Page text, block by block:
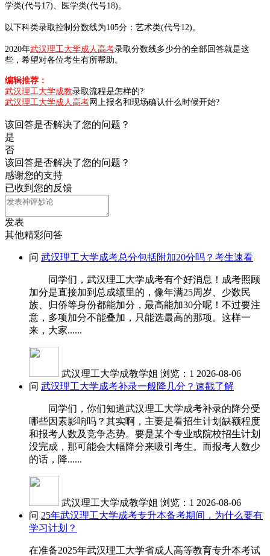
学类(代号17)、医学类(代号18)。
以下科类录取控制分数线为105分：艺术类(代号12)。
2020年武汉理工大学成人高考录取分数线多少分的全部回答就是这
些，希望对各位考生有所帮助。
编辑推荐：
武汉理工大学成教录取流程是怎样的?
武汉理工大学成人高考网上报名和现场确认什么时候开始?
该回答是否解决了您的问题？
是
否
该回答是否解决了您的问题？
感谢您的支持
已收到您的反馈
发表
其他精彩问答
问 武汉理工大学成考总分包括附加20分吗？考生速看
同学们，武汉理工大学成考有个好消息！成考照顾
加分是直接加到总成绩里的，像年满25周岁、少数民
族、归侨等身份都能加分，最高能加30分呢！不过要注
意，多项加分不能叠加，只能选最高的那项。这样一
来，大家......
武汉理工大学成教学姐 浏览：1 2026-08-06
问 武汉理工大学成考补录一般降几分？速戳了解
同学们，你们知道武汉理工大学成考补录的降分受
哪些因素影响吗？其实啊，主要是看招生计划缺额程度
和报考人数及竞争态势。要是某个专业或院校招生计划
没完成，那可能会大幅降分来吸引考生。而报考人数少
的话，降......
武汉理工大学成教学姐 浏览：1 2026-08-06
问 25年武汉理工大学成考专升本备考期间，为什么要有
学习计划？
在准备2025年武汉理工大学省成人高等教育专升本考试